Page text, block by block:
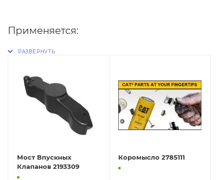
Применяется:
Мост Впускных
Клапанов 2193309
Коромысло 2785111